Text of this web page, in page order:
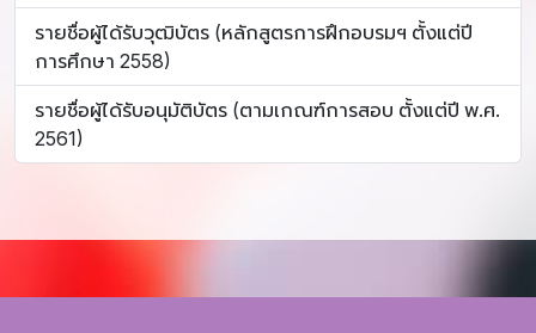
รายชื่อผู้ได้รับวุฒิบัตร (หลักสูตรการฝึกอบรมฯ ตั้งแต่ปี
การศึกษา 2558)
รายชื่อผู้ได้รับอนุมัติบัตร (ตามเกณฑ์การสอบ ตั้งแต่ปี พ.ศ.
2561)